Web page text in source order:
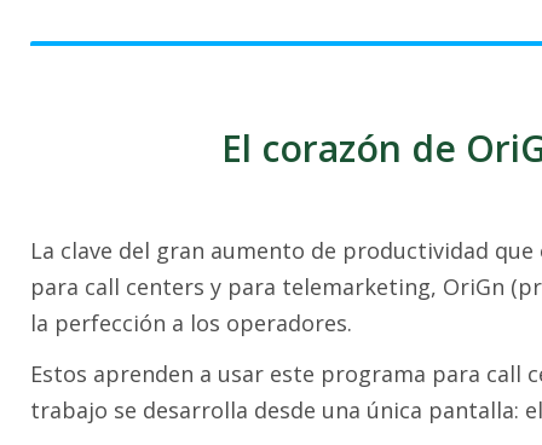
El corazón de
La clave del gran aumento de productividad
para call centers y para telemarketing, OriGn
la perfección a los operadores.
Estos aprenden a usar este programa para
trabajo se desarrolla desde una única pantalla: